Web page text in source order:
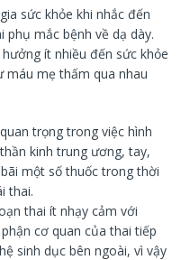
sức khỏe khi nhắc đến
phụ mắc bệnh về dạ dày.
ít nhiều đến sức khỏe
máu mẹ thấm qua nhau
trọng trong việc hình
kinh trung ương, tay,
một số thuốc trong thời
thai.
thai ít nhạy cảm với
cơ quan của thai tiếp
sinh dục bên ngoài, vì vậy